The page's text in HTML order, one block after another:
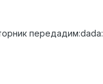
передадим:dada: